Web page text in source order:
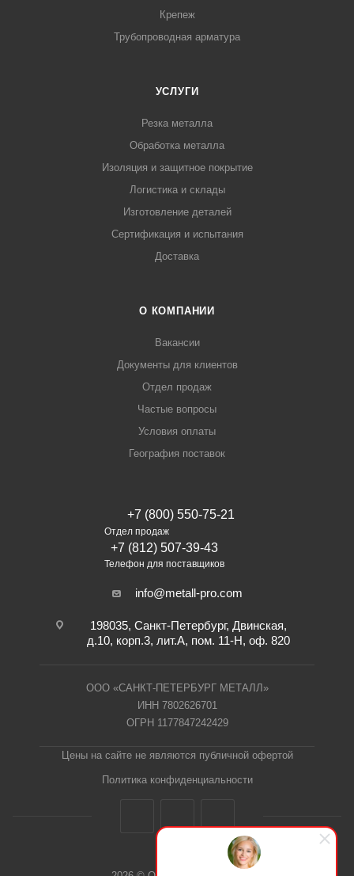
Крепеж
Трубопроводная арматура
УСЛУГИ
Резка металла
Обработка металла
Изоляция и защитное покрытие
Логистика и склады
Изготовление деталей
Сертификация и испытания
Доставка
О КОМПАНИИ
Вакансии
Документы для клиентов
Отдел продаж
Частые вопросы
Условия оплаты
География поставок
+7 (800) 550-75-21
Отдел продаж
+7 (812) 507-39-43
Телефон для поставщиков
info@metall-pro.com
198035, Санкт-Петербург, Двинская,
д.10, корп.3, лит.А, пом. 11-Н, оф. 820
ООО «САНКТ-ПЕТЕРБУРГ МЕТАЛЛ»
ИНН 7802626701
ОГРН 1177847242429
Цены на сайте не являются публичной офертой
Политика конфиденциальности